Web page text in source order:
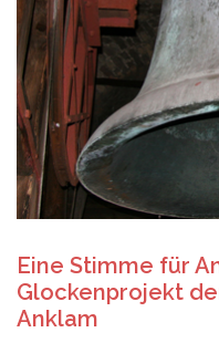
Eine Stimme für
Glockenprojekt
Anklam